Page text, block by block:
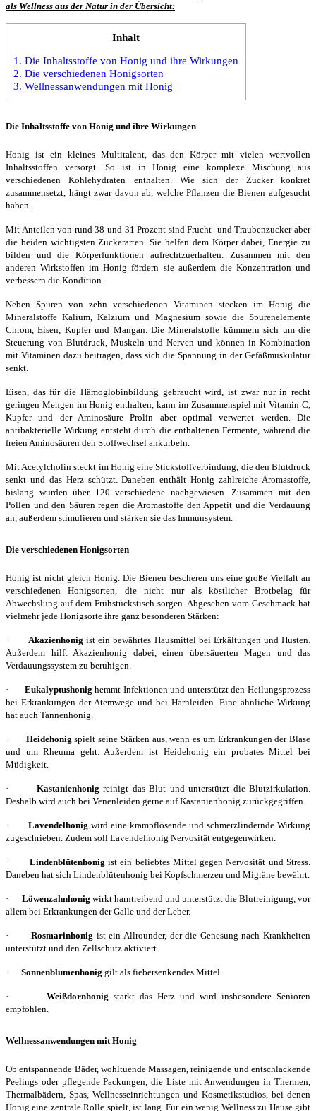
als Wellness aus der Natur in der Übersicht:
Inhalt
1. Die Inhaltsstoffe von Honig und ihre Wirkungen
2. Die verschiedenen Honigsorten
3. Wellnessanwendungen mit Honig
Die Inhaltsstoffe von Honig und ihre Wirkungen
Honig ist ein kleines Multitalent, das den Körper mit vielen wertvollen
Inhaltsstoffen versorgt. So ist in Honig eine komplexe Mischung aus
verschiedenen Kohlehydraten enthalten. Wie sich der Zucker konkret
zusammensetzt, hängt zwar davon ab, welche Pflanzen die Bienen aufgesucht
haben.
Mit Anteilen von rund 38 und 31 Prozent sind Frucht- und Traubenzucker aber
die beiden wichtigsten Zuckerarten. Sie helfen dem Körper dabei, Energie zu
bilden und die Körperfunktionen aufrechtzuerhalten. Zusammen mit den
anderen Wirkstoffen im Honig fördern sie außerdem die Konzentration und
verbessern die Kondition.
Neben Spuren von zehn verschiedenen Vitaminen stecken im Honig die
Mineralstoffe Kalium, Kalzium und Magnesium sowie die Spurenelemente
Chrom, Eisen, Kupfer und Mangan. Die Mineralstoffe kümmern sich um die
Steuerung von Blutdruck, Muskeln und Nerven und können in Kombination
mit Vitaminen dazu beitragen, dass sich die Spannung in der Gefäßmuskulatur
senkt.
Eisen, das für die Hämoglobinbildung gebraucht wird, ist zwar nur in recht
geringen Mengen im Honig enthalten, kann im Zusammenspiel mit Vitamin C,
Kupfer und der Aminosäure Prolin aber optimal verwertet werden. Die
antibakterielle Wirkung entsteht durch die enthaltenen Fermente, während die
freien Aminosäuren den Stoffwechsel ankurbeln.
Mit Acetylcholin steckt im Honig eine Stickstoffverbindung, die den Blutdruck
senkt und das Herz schützt. Daneben enthält Honig zahlreiche Aromastoffe,
bislang wurden über 120 verschiedene nachgewiesen. Zusammen mit den
Pollen und den Säuren regen die Aromastoffe den Appetit und die Verdauung
an, außerdem stimulieren und stärken sie das Immunsystem.
Die verschiedenen Honigsorten
Honig ist nicht gleich Honig. Die Bienen bescheren uns eine große Vielfalt an
verschiedenen Honigsorten, die nicht nur als köstlicher Brotbelag für
Abwechslung auf dem Frühstückstisch sorgen. Abgesehen vom Geschmack hat
vielmehr jede Honigsorte ihre ganz besonderen Stärken:
· Akazienhonig ist ein bewährtes Hausmittel bei Erkältungen und Husten.
Außerdem hilft Akazienhonig dabei, einen übersäuerten Magen und das
Verdauungssystem zu beruhigen.
· Eukalyptushonig hemmt Infektionen und unterstützt den Heilungsprozess
bei Erkrankungen der Atemwege und bei Harnleiden. Eine ähnliche Wirkung
hat auch Tannenhonig.
· Heidehonig spielt seine Stärken aus, wenn es um Erkrankungen der Blase
und um Rheuma geht. Außerdem ist Heidehonig ein probates Mittel bei
Müdigkeit.
· Kastanienhonig reinigt das Blut und unterstützt die Blutzirkulation.
Deshalb wird auch bei Venenleiden gerne auf Kastanienhonig zurückgegriffen.
· Lavendelhonig wird eine krampflösende und schmerzlindernde Wirkung
zugeschrieben. Zudem soll Lavendelhonig Nervosität entgegenwirken.
· Lindenblütenhonig ist ein beliebtes Mittel gegen Nervosität und Stress.
Daneben hat sich Lindenblütenhonig bei Kopfschmerzen und Migräne bewährt.
· Löwenzahnhonig wirkt harntreibend und unterstützt die Blutreinigung, vor
allem bei Erkrankungen der Galle und der Leber.
· Rosmarinhonig ist ein Allrounder, der die Genesung nach Krankheiten
unterstützt und den Zellschutz aktiviert.
· Sonnenblumenhonig gilt als fiebersenkendes Mittel.
· Weißdornhonig stärkt das Herz und wird insbesondere Senioren
empfohlen.
Wellnessanwendungen mit Honig
Ob entspannende Bäder, wohltuende Massagen, reinigende und entschlackende
Peelings oder pflegende Packungen, die Liste mit Anwendungen in Thermen,
Thermalbädern, Spas, Wellnesseinrichtungen und Kosmetikstudios, bei denen
Honig eine zentrale Rolle spielt, ist lang. Für ein wenig Wellness zu Hause gibt